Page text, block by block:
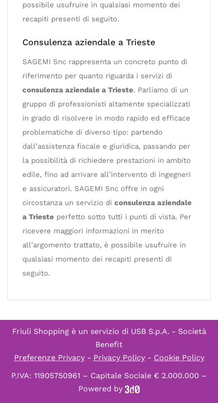
possibile usufruire in qualsiasi momento dei
recapiti presenti di seguito.
Consulenza aziendale a Trieste
SAGEMI Snc rappresenta un concreto punto di
riferimento per quanto riguarda i servizi di
consulenza aziendale a Trieste. Parliamo di un
gruppo di professionisti altamente specializzati
in grado di risolvere in modo rapido ed efficace
problematiche di diverso tipo: partendo
dall’assistenza fiscale e giuridica, passando per
la possibilità di richiedere prestazioni in ambito
edile, fino ad arrivare all’intervento di ingegneri
e assicuratori. SAGEMI Snc offre in ogni
circostanza un servizio di consulenza aziendale
a Trieste perfetto sotto tutti i punti di vista. Per
ricevere maggiori informazioni in merito
all’argomento trattato, è possibile usufruire in
qualsiasi momento dei recapiti presenti di
seguito.
Friuli Shopping è un servizio di USB S.p.A. - Società
Benefit
Preferenze Privacy- Privacy Policy- Cookie Policy
P.IVA: 11905750961 – Capitale Sociale € 2.000.000 –
Powered by